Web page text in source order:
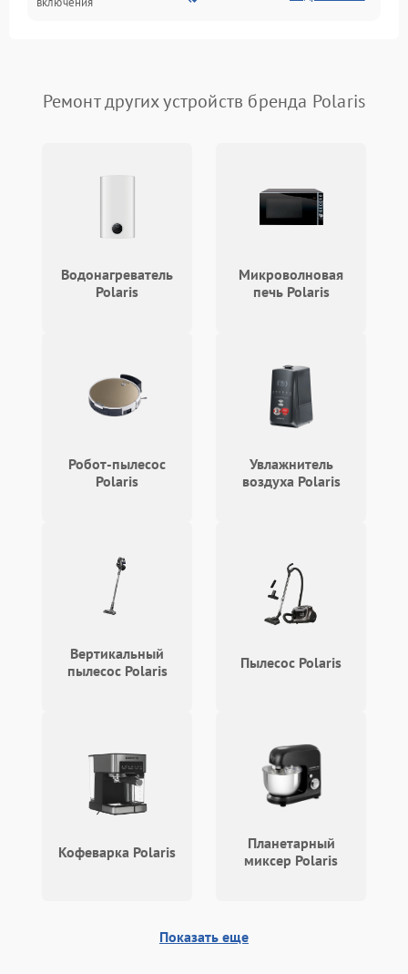
Постоянные сбои в работе 1500 ₽ Подробнее →
Ремонт других устройств бренда Polaris
Водонагреватель
Polaris
Микроволновая
печь Polaris
Робот-пылесос
Polaris
Увлажнитель
воздуха Polaris
Вертикальный
пылесос Polaris
Пылесос Polaris
Кофеварка Polaris
Планетарный
миксер Polaris
Показать еще